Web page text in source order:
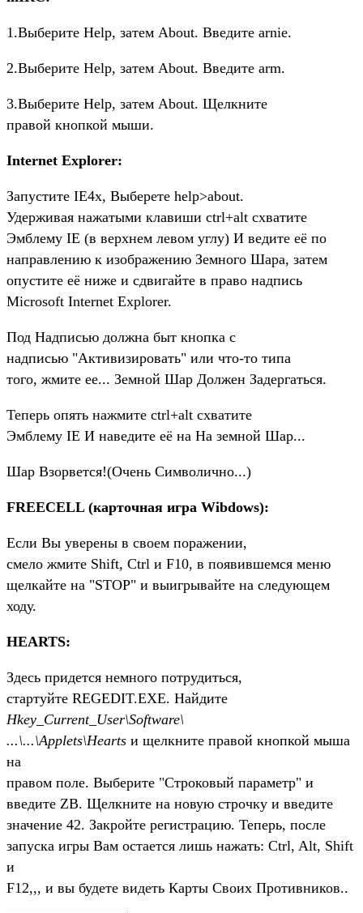
1.Выберите Help, затем About. Введите arnie.
2.Выберите Help, затем About. Введите arm.
3.Выберите Help, затем About. Щелкните
правой кнопкой мыши.
Internet Explorer:
Запустите IE4x, Выберете help>about.
Удерживая нажатыми клавиши ctrl+alt схватите
Эмблему IE (в верхнем левом углу) И ведите её по
направлению к изображению Земного Шара, затем
опустите её ниже и сдвигайте в право надпись
Microsoft Internet Explorer.
Под Надписью должна быт кнопка с
надписью "Активизировать" или что-то типа
того, жмите ее... Земной Шар Должен Задергаться.
Теперь опять нажмите ctrl+alt схватите
Эмблему IE И наведите её на На земной Шар...
Шар Взорвется!(Очень Символично...)
FREECELL (карточная игра Wibdows):
Если Вы уверены в своем поражении,
смело жмите Shift, Ctrl и F10, в появившемся меню
щелкайте на "STOP" и выигрывайте на следующем
ходу.
HEARTS:
Здесь придется немного потрудиться,
стартуйте REGEDIT.EXE. Найдите
Hkey_Current_User\Software\
...\...\Applets\Hearts и щелкните правой кнопкой мыша
на
правом поле. Выберите "Строковый параметр" и
введите ZB. Щелкните на новую строчку и введите
значение 42. Закройте регистрацию. Теперь, после
запуска игры Вам остается лишь нажать: Ctrl, Alt, Shift
и
F12,,, и вы будете видеть Карты Своих Противников..